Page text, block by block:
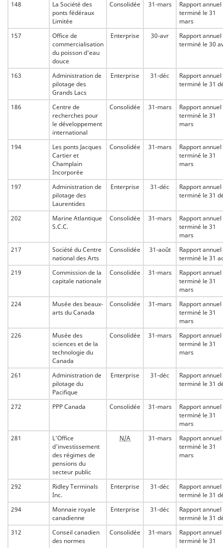
148
La Société des
ponts fédéraux
Limitée
Consolidée 31-mars
Rapport annuel
terminé le 31
mars
157
Office de
commercialisation
du poisson d'eau
douce
Enterprise 30-avr
Rapport annuel
terminé le 30
163
Administration de
pilotage des
Grands Lacs
Enterprise 31-déc
Rapport annuel
terminé le 31
186
Centre de
recherches pour
le développement
international
Consolidée 31-mars
Rapport annuel
terminé le 31
mars
194
Les ponts Jacques
Cartier et
Champlain
Incorporée
Consolidée 31-mars
Rapport annuel
terminé le 31
mars
197
Administration de
pilotage des
Laurentides
Enterprise 31-déc
Rapport annuel
terminé le 31
202
Marine Atlantique
S.C.C.
Consolidée 31-mars
Rapport annuel
terminé le 31
mars
217
Société du Centre
national des Arts
Consolidée 31-août
Rapport annuel
terminé le 31
219
Commission de la
capitale nationale
Consolidée 31-mars
Rapport annuel
terminé le 31
mars
224
Musée des beaux-
arts du Canada
Consolidée 31-mars
Rapport annuel
terminé le 31
mars
226
Musée des
sciences et de la
technologie du
Canada
Consolidée 31-mars
Rapport annuel
terminé le 31
mars
261
Administration de
pilotage du
Pacifique
Enterprise 31-déc
Rapport annuel
terminé le 31
272 PPP Canada Consolidée 31-mars
Rapport annuel
terminé le 31
mars
281
L'Office
d'investissement
des régimes de
pensions du
secteur public
N/A 31-mars
Rapport annuel
terminé le 31
mars
292
Ridley Terminals
Inc.
Enterprise 31-déc
Rapport annuel
terminé le 31
294
Monnaie royale
canadienne
Enterprise 31-déc
Rapport annuel
terminé le 31
312
Conseil canadien
des normes
Consolidée 31-mars
Rapport annuel
terminé le 31